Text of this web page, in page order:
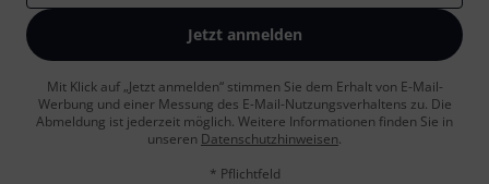
Jetzt anmelden
Mit Klick auf „Jetzt anmelden“ stimmen Sie dem Erhalt von E-Mail-
Werbung und einer Messung des E-Mail-Nutzungsverhaltens zu. Die
Abmeldung ist jederzeit möglich. Weitere Informationen finden Sie in
unseren Datenschutzhinweisen.
* Pflichtfeld